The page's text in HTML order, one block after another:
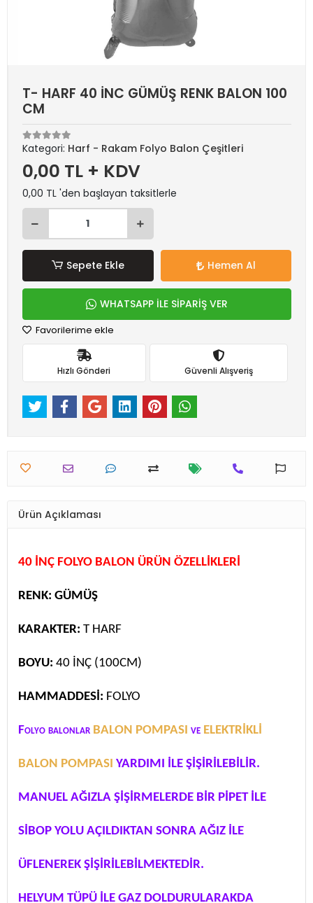
T- HARF 40 İNC GÜMÜŞ RENK BALON 100
CM
Kategori: Harf - Rakam Folyo Balon Çeşitleri
0,00 TL + KDV
0,00 TL 'den başlayan taksitlerle
Sepete Ekle Hemen Al
WHATSAPP İLE SİPARİŞ VER
Favorilerime ekle
Hızlı Gönderi Güvenli Alışveriş
Ürün Açıklaması
40 İNÇ FOLYO BALON ÜRÜN ÖZELLİKLERİ
RENK: GÜMÜŞ
KARAKTER: T HARF
BOYU: 40 İNÇ (100CM)
HAMMADDESİ: FOLYO
Folyo balonlar BALON POMPASI ve ELEKTRİKLİ
BALON POMPASI YARDIMI İLE ŞİŞİRİLEBİLİR.
MANUEL AĞIZLA ŞİŞİRMELERDE BİR PİPET İLE
SİBOP YOLU AÇILDIKTAN SONRA AĞIZ İLE
ÜFLENEREK ŞİŞİRİLEBİLMEKTEDİR.
HELYUM TÜPÜ İLE GAZ DOLDURULARAKDA